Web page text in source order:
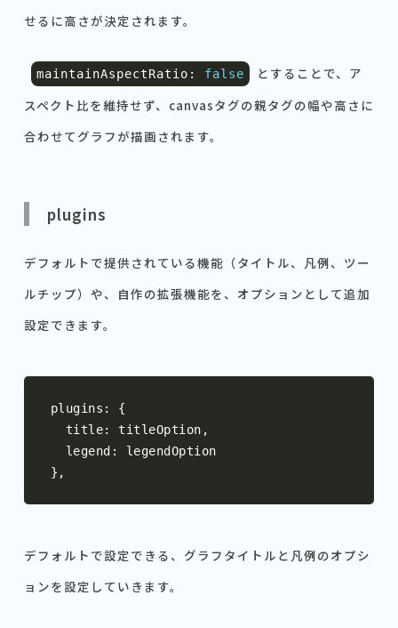
せるに高さが決定されます。
maintainAspectRatio : false
とすることで、ア
スペクト比を維持せず、canvasタグの親タグの幅や高さに
合わせてグラフが描画されます。
plugins
デフォルトで提供されている機能（タイトル、凡例、ツー
ルチップ）や、自作の拡張機能を、オプションとして追加
設定できます。
plugins :
{
  title
: titleOption ,
  legend
:
},
デフォルトで設定できる、グラフタイトルと凡例のオプシ
ョンを設定していきます。